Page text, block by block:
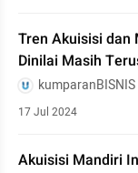
Tren Akuisisi dan
Dinilai Masih
kumparanBISNIS
17 Jul 2024
Akuisisi Mandiri